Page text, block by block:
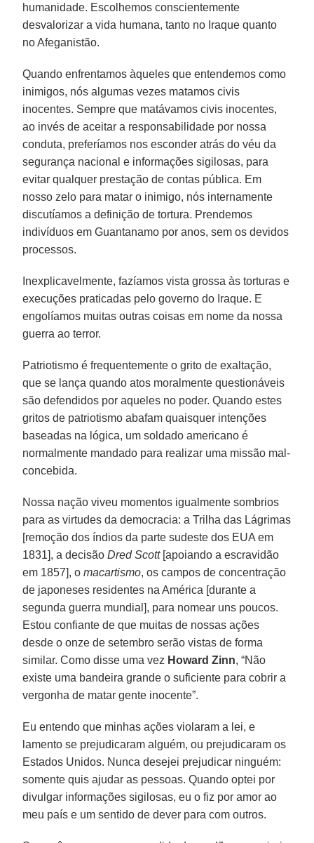
humanidade. Escolhemos conscientemente
desvalorizar a vida humana, tanto no Iraque quanto
no Afeganistão.
Quando enfrentamos àqueles que entendemos como
inimigos, nós algumas vezes matamos civis
inocentes. Sempre que matávamos civis inocentes,
ao invés de aceitar a responsabilidade por nossa
conduta, preferíamos nos esconder atrás do véu da
segurança nacional e informações sigilosas, para
evitar qualquer prestação de contas pública. Em
nosso zelo para matar o inimigo, nós internamente
discutíamos a definição de tortura. Prendemos
indivíduos em Guantanamo por anos, sem os devidos
processos.
Inexplicavelmente, fazíamos vista grossa às torturas e
execuções praticadas pelo governo do Iraque. E
engolíamos muitas outras coisas em nome da nossa
guerra ao terror.
Patriotismo é frequentemente o grito de exaltação,
que se lança quando atos moralmente questionáveis
são defendidos por aqueles no poder. Quando estes
gritos de patriotismo abafam quaisquer intenções
baseadas na lógica, um soldado americano é
normalmente mandado para realizar uma missão mal-
concebida.
Nossa nação viveu momentos igualmente sombrios
para as virtudes da democracia: a Trilha das Lágrimas
[remoção dos índios da parte sudeste dos EUA em
1831], a decisãoDred Scott[apoiando a escravidão
em 1857], omacartismo, os campos de concentração
de japoneses residentes na América [durante a
segunda guerra mundial], para nomear uns poucos.
Estou confiante de que muitas de nossas ações
desde o onze de setembro serão vistas de forma
similar. Como disse uma vez Howard Zinn, “Não
existe uma bandeira grande o suficiente para cobrir a
vergonha de matar gente inocente”.
Eu entendo que minhas ações violaram a lei, e
lamento se prejudicaram alguém, ou prejudicaram os
Estados Unidos. Nunca desejei prejudicar ninguém:
somente quis ajudar as pessoas. Quando optei por
divulgar informações sigilosas, eu o fiz por amor ao
meu país e um sentido de dever para com outros.